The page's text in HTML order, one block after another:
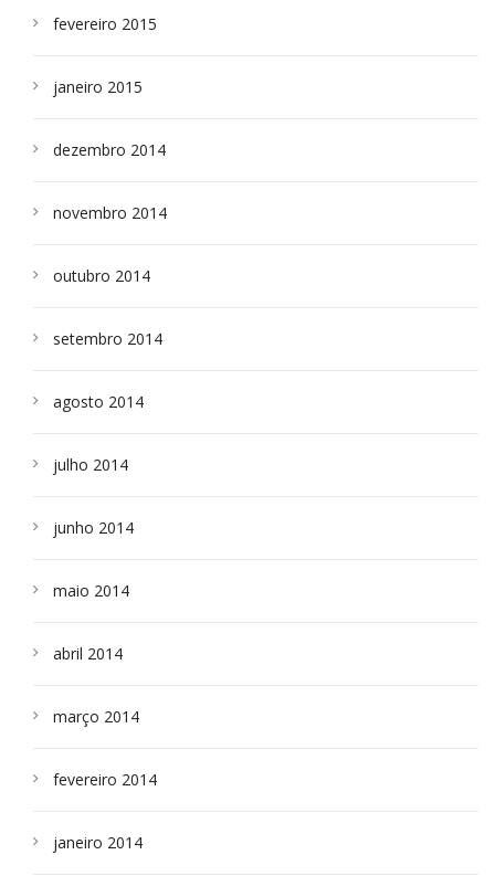
fevereiro 2015
janeiro 2015
dezembro 2014
novembro 2014
outubro 2014
setembro 2014
agosto 2014
julho 2014
junho 2014
maio 2014
abril 2014
março 2014
fevereiro 2014
janeiro 2014